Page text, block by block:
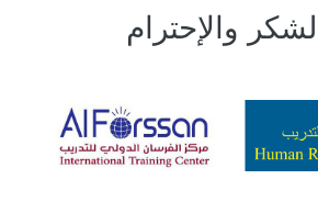
والإحترام